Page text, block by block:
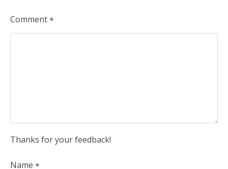
Comment*
Thanks for your feedback!
Name *